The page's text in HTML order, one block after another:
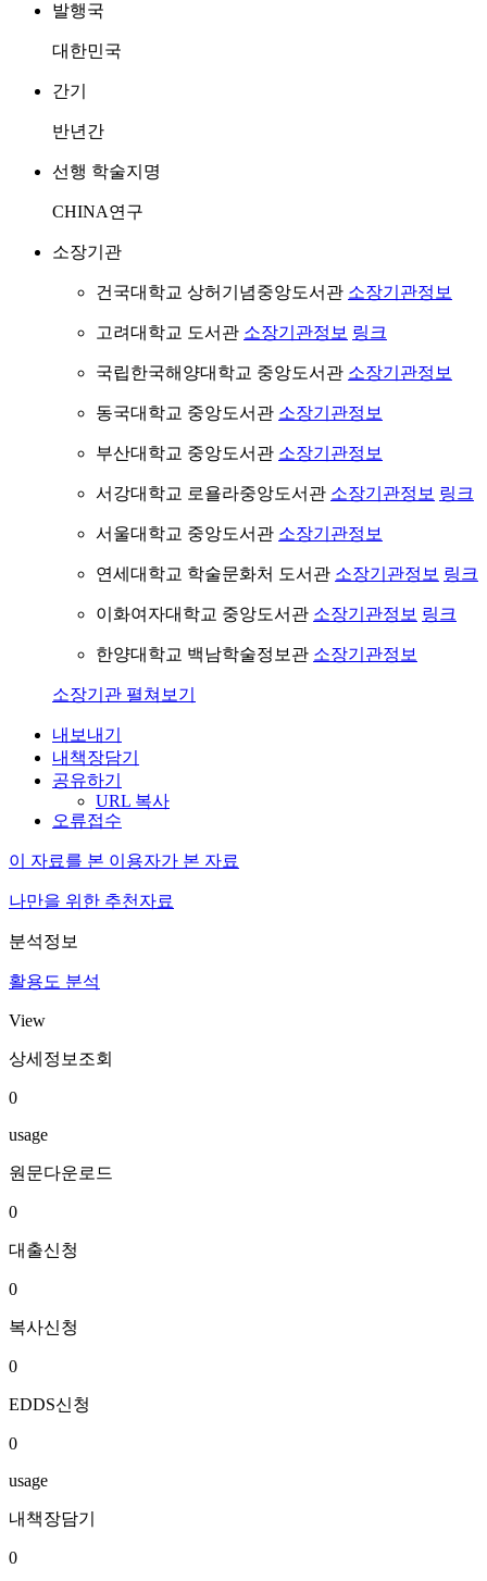
발행국
대한민국
간기
반년간
선행 학술지명
CHINA연구
소장기관
건국대학교 상허기념중앙도서관 소장기관정보
고려대학교 도서관 소장기관정보 링크
국립한국해양대학교 중앙도서관 소장기관정보
동국대학교 중앙도서관 소장기관정보
부산대학교 중앙도서관 소장기관정보
서강대학교 로욜라중앙도서관 소장기관정보 링크
서울대학교 중앙도서관 소장기관정보
연세대학교 학술문화처 도서관 소장기관정보 링크
이화여자대학교 중앙도서관 소장기관정보 링크
한양대학교 백남학술정보관 소장기관정보
소장기관 펼쳐보기
내보내기
내책장담기
공유하기
URL 복사
오류접수
이 자료를 본 이용자가 본 자료
나만을 위한 추천자료
분석정보
활용도 분석
View
상세정보조회
0
usage
원문다운로드
0
대출신청
0
복사신청
0
EDDS신청
0
usage
내책장담기
0